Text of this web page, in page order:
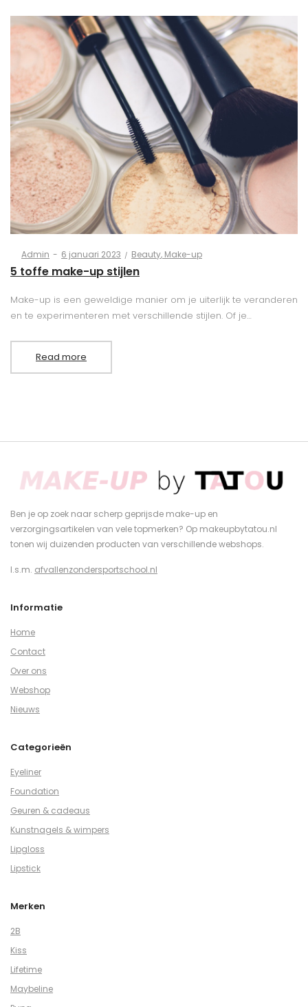
ByAdmin
Posted
on
6 januari 2023
Posted
in
Beauty Make-up
5 toffe make-up stijlen
Make-up is een geweldige manier om je uiterlijk te veranderen
en te experimenteren met verschillende stijlen. Of je…
Read more
Ben je op zoek naar scherp geprijsde make-up en
verzorgingsartikelen van vele topmerken? Op makeupbytatou.nl
tonen wij duizenden producten van verschillende webshops.
I.s.m. afvallenzondersportschool.nl
Informatie
Home
Contact
Over ons
Webshop
Nieuws
Categorieën
Eyeliner
Foundation
Geuren & cadeaus
Kunstnagels & wimpers
Lipgloss
Lipstick
Merken
2B
Kiss
Lifetime
Maybeline